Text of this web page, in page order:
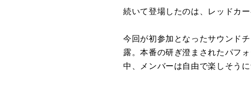
続いて登場したのは、レッドカ
今回が初参加となったサウンド
露。本番の研ぎ澄まされたパフ
中、メンバーは自由で楽しそう